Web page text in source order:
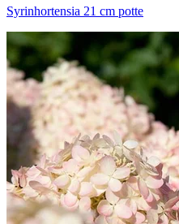
Syrinhortensia 21 cm potte